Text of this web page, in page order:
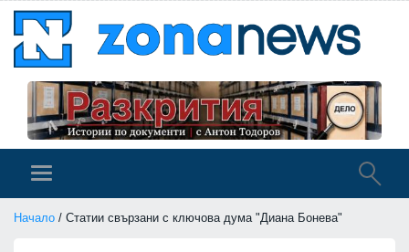
Начало / Статии свързани с ключова дума "Диана Бонева"